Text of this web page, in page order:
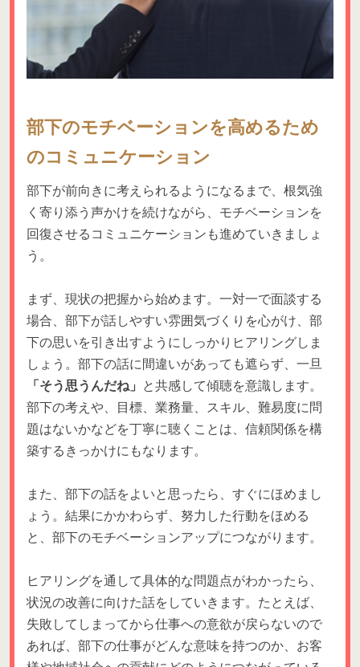
部下のモチベーションを高めるため
のコミュニケーション
部下が前向きに考えられるようになるまで、根気強
く寄り添う声かけを続けながら、モチベーションを
回復させるコミュニケーションも進めていきましょ
う。
まず、現状の把握から始めます。一対一で面談する
場合、部下が話しやすい雰囲気づくりを心がけ、部
下の思いを引き出すようにしっかりヒアリングしま
しょう。部下の話に間違いがあっても遮らず、一旦
「そう思うんだね」
と共感して傾聴を意識します。
部下の考えや、目標、業務量、スキル、難易度に問
題はないかなどを丁寧に聴くことは、信頼関係を構
築するきっかけにもなります。
また、部下の話をよいと思ったら、すぐにほめまし
ょう。結果にかかわらず、努力した行動をほめる
と、部下のモチベーションアップにつながります。
ヒアリングを通して具体的な問題点がわかったら、
状況の改善に向けた話をしていきます。たとえば、
失敗してしまってから仕事への意欲が戻らないので
あれば、部下の仕事がどんな意味を持つのか、お客